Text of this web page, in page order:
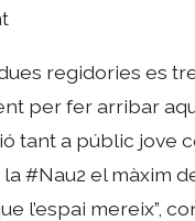
regidories es
per fer arribar
tant a públic jove
la #Nau2 el màxim
l’espai mereix”,